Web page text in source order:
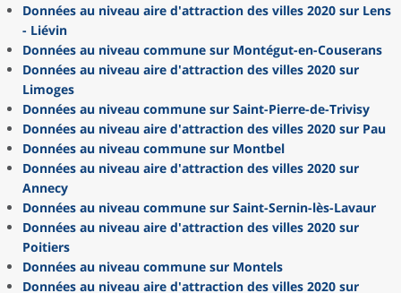
Données au niveau aire d'attraction des villes 2020 sur Lens
- Liévin
Données au niveau commune sur Montégut-en-Couserans
Données au niveau aire d'attraction des villes 2020 sur
Limoges
Données au niveau commune sur Saint-Pierre-de-Trivisy
Données au niveau aire d'attraction des villes 2020 sur Pau
Données au niveau commune sur Montbel
Données au niveau aire d'attraction des villes 2020 sur
Annecy
Données au niveau commune sur Saint-Sernin-lès-Lavaur
Données au niveau aire d'attraction des villes 2020 sur
Poitiers
Données au niveau commune sur Montels
Données au niveau aire d'attraction des villes 2020 sur